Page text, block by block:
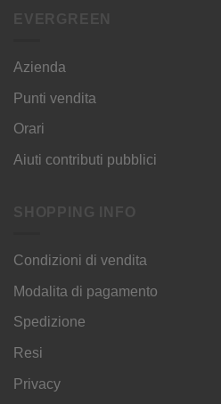
EVERGREEN
Azienda
Punti vendita
Orari
Aiuti contributi pubblici
SHOPPING INFO
Condizioni di vendita
Modalita di pagamento
Spedizione
Resi
Privacy